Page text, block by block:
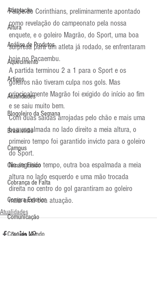
Adaptação
Altura
Análise de Produtos
Aquecimento
Artigos
Atualidades
Blogoleiro da Semana
Brasileirão
Campus
Circuito Físico
Cobrança de Falta
Compra Exterior
Comunicação
Copa do Mundo
Felipe do Corinthians, preliminarmente apontado
como revelação do campeonato pela nossa
enquete, e o goleiro Magrão, do Sport, uma boa
surpresa para um atleta já rodado, se enfrentaram
hoje no Pacaembu.
A partida terminou 2 a 1 para o Sport e os
goleiros não tiveram culpa nos gols. Mas
principalmente Magrão foi exigido do início ao fim
e se saiu muito bem.
Com duas saídas arrojadas pelo chão e mais uma
boa espalmada no lado direito a meia altura, o
primeiro tempo foi garantido invicto para o goleiro
do Sport.
No segundo tempo, outra boa espalmada a meia
altura no lado esquerdo e uma mão trocada
direita no centro do gol garantiram ao goleiro
mais uma boa atuação.
Atualidades